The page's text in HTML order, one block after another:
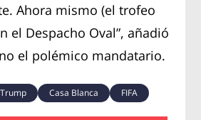
Ahora mismo (el trofeo
el Despacho Oval”, añadió
el polémico mandatario.
Trump Casa Blanca FIFA